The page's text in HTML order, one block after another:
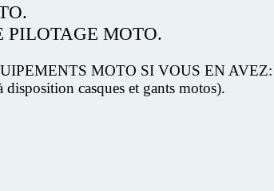
PILOTAGE MOTO.
MOTO SI VOUS EN AVEZ:
casques et gants motos).